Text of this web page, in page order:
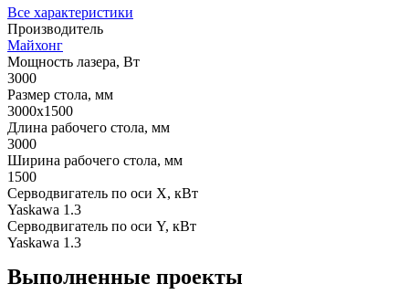
Все характеристики
Производитель
Майхонг
Мощность лазера, Вт
3000
Размер стола, мм
3000х1500
Длина рабочего стола, мм
3000
Ширина рабочего стола, мм
1500
Серводвигатель по оси X, кВт
Yaskawa 1.3
Серводвигатель по оси Y, кВт
Yaskawa 1.3
Выполненные проекты